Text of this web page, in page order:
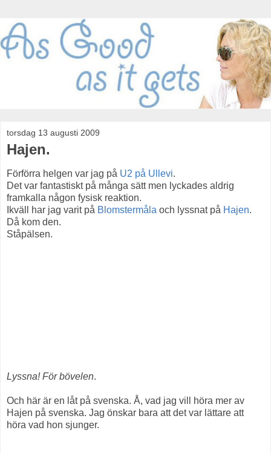
torsdag 13 augusti 2009
Hajen.
Förförra helgen var jag på U2 på Ullevi.
Det var fantastiskt på många sätt men lyckades aldrig
framkalla någon fysisk reaktion.
Ikväll har jag varit på Blomstermåla och lyssnat på Hajen.
Då kom den.
Ståpälsen.
Lyssna! För bövelen.
Och här är en låt på svenska. Å, vad jag vill höra mer av
Hajen på svenska. Jag önskar bara att det var lättare att
höra vad hon sjunger.